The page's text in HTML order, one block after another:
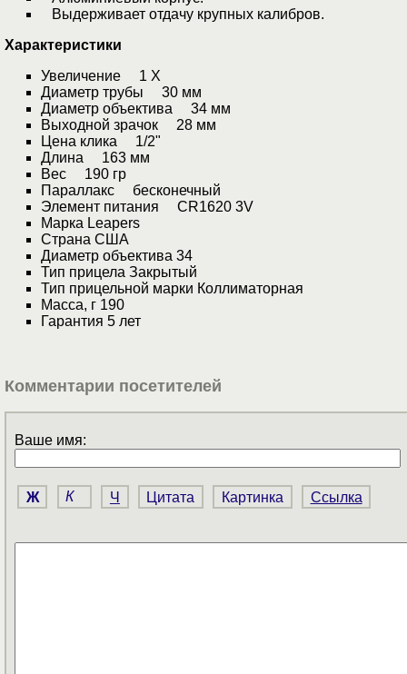
Выдерживает отдачу крупных калибров.
Характеристики
Увеличение 1 X
Диаметр трубы 30 мм
Диаметр объектива 34 мм
Выходной зрачок 28 мм
Цена клика 1/2"
Длина 163 мм
Вес 190 гр
Параллакс бесконечный
Элемент питания CR1620 3V
Марка Leapers
Страна США
Диаметр объектива 34
Тип прицела Закрытый
Тип прицельной марки Коллиматорная
Масса, г 190
Гарантия 5 лет
Комментарии посетителей
Ваше имя:
Ж К Ч Цитата Картинка Ссылка